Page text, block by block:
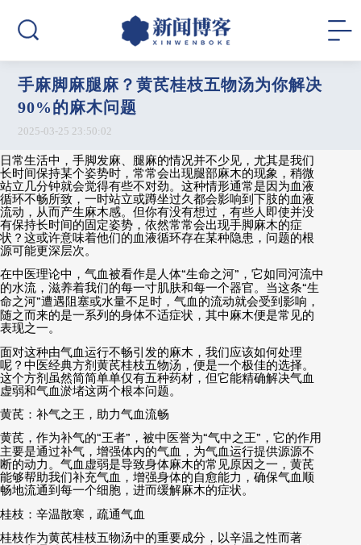
手麻脚麻腿麻？黄芪桂枝五物汤为你解决
90%的麻木问题
2025-03-25 23:50:02
日常生活中，手脚发麻、腿麻的情况并不少见，尤其是我们
长时间保持某个姿势时，常常会出现腿部麻木的现象，稍微
站立几分钟就会觉得有些不对劲。这种情形通常是因为血液
循环不畅所致，一时站立或蹲坐过久都会影响到下肢的血液
流动，从而产生麻木感。但你有没有想过，有些人即使并没
有保持长时间的固定姿势，依然常常会出现手脚麻木的症
状？这或许意味着他们的血液循环存在某种隐患，问题的根
源可能更深层次。
在中医理论中，气血被看作是人体“生命之河” ，它如同河流中
的水流，滋养着我们的每一寸肌肤和每一个器官。当这条“生
命之河”遭遇阻塞或水量不足时，气血的流动就会受到影响，
随之而来的是一系列的身体不适症状，其中麻木便是常见的
表现之一。
面对这种由气血运行不畅引发的麻木，我们应该如何处理
呢？中医经典方剂黄芪桂枝五物汤，便是一个极佳的选择。
这个方剂虽然简简单单仅有五种药材，但它能精确解决气血
虚弱和气血淤堵这两个根本问题。
黄芪：补气之王，助力气血流畅
黄芪，作为补气的“王者” ，被中医誉为“气中之王” ，它的作用
主要是通过补气，增强体内的气血，为气血运行提供源源不
断的动力。气血虚弱是导致身体麻木的常见原因之一，黄芪
能够帮助我们补充气血，增强身体的自愈能力，确保气血顺
畅地流通到每一个细胞，进而缓解麻木的症状。
桂枝：辛温散寒，疏通气血
桂枝作为黄芪桂枝五物汤中的重要成分，以辛温之性而著